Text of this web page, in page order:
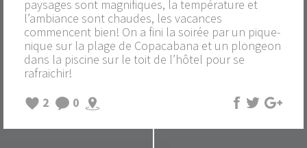
paysages sont magnifiques, la température et
l’ambiance sont chaudes, les vacances
commencent bien! On a fini la soirée par un pique-
nique sur la plage de Copacabana et un plongeon
dans la piscine sur le toit de l’hôtel pour se
rafraichir!
2
0